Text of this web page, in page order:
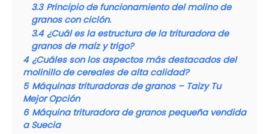
3.3 Principio de funcionamiento del molino de
granos con ciclón.
3.4 ¿Cuál es la estructura de la trituradora de
granos de maíz y trigo?
4 ¿Cuáles son los aspectos más destacados del
molinillo de cereales de alta calidad?
5 Máquinas trituradoras de granos – Taizy Tu
Mejor Opción
6 Máquina trituradora de granos pequeña vendida
a Suecia